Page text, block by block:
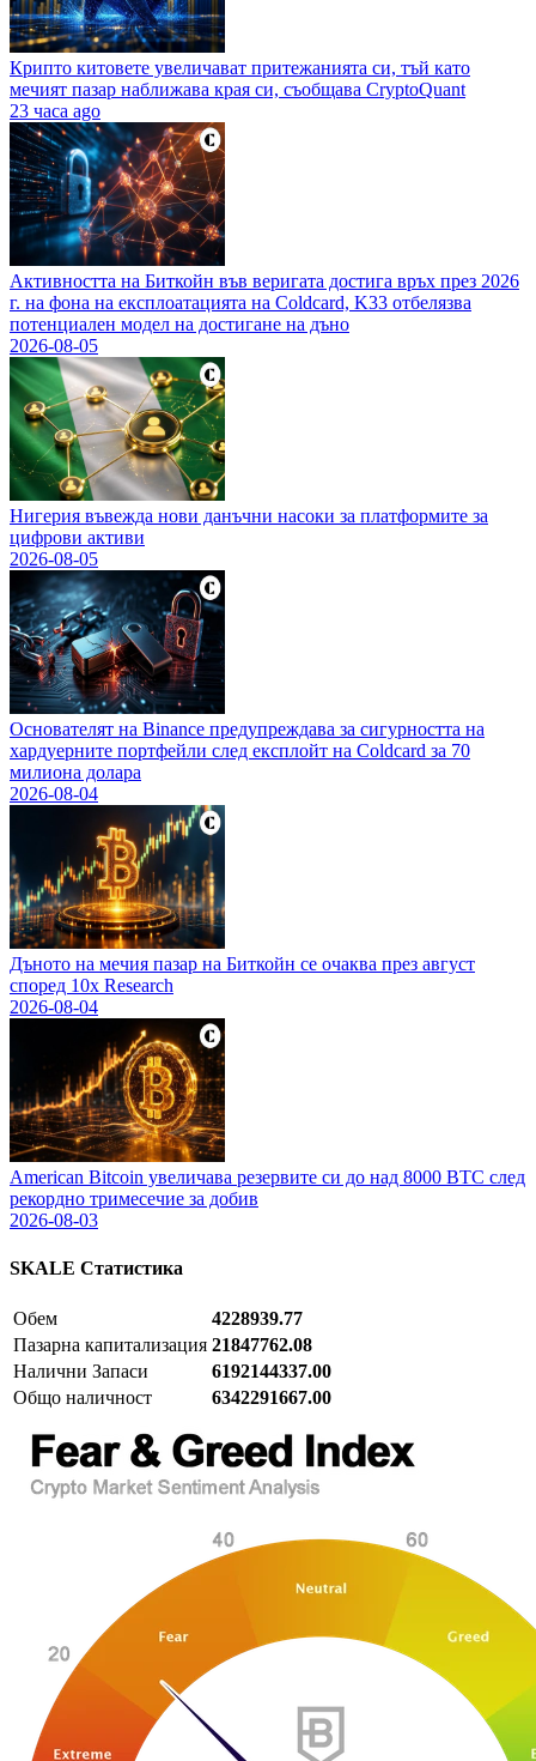
Крипто китовете увеличават притежанията си, тъй като
мечият пазар наближава края си, съобщава CryptoQuant
23 часа ago
Активността на Биткойн във веригата достига връх през 2026
г. на фона на експлоатацията на Coldcard, K33 отбелязва
потенциален модел на достигане на дъно
2026-08-05
Нигерия въвежда нови данъчни насоки за платформите за
цифрови активи
2026-08-05
Основателят на Binance предупреждава за сигурността на
хардуерните портфейли след експлойт на Coldcard за 70
милиона долара
2026-08-04
Дъното на мечия пазар на Биткойн се очаква през август
според 10x Research
2026-08-04
American Bitcoin увеличава резервите си до над 8000 BTC след
рекордно тримесечие за добив
2026-08-03
SKALE Статистика
Обем
4228939.77
Пазарна капитализация 21847762.08
Налични Запаси
6192144337.00
Общо наличност
6342291667.00